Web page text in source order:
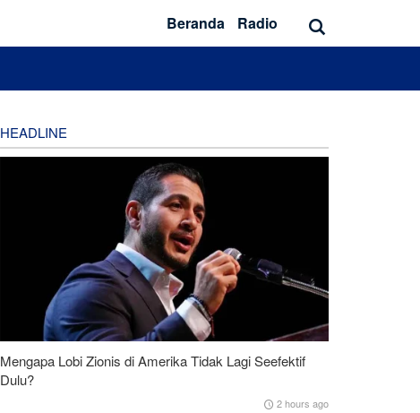
Beranda Radio
HEADLINE
Mengapa Lobi Zionis di Amerika Tidak Lagi Seefektif
Dulu?
2 hours ago